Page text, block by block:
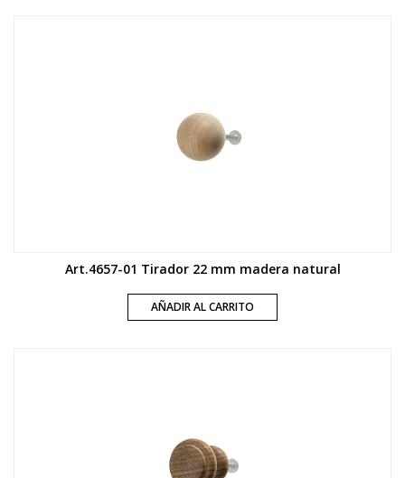
Art.4657-01 Tirador 22 mm madera natural
AÑADIR AL CARRITO